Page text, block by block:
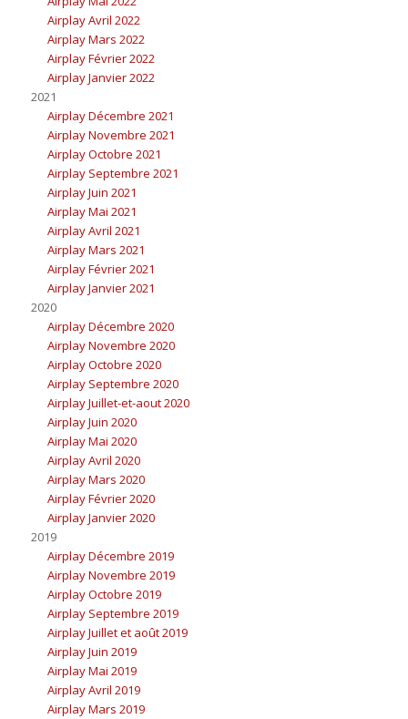
Airplay Avril 2022
Airplay Mars 2022
Airplay Février 2022
Airplay Janvier 2022
2021
Airplay Décembre 2021
Airplay Novembre 2021
Airplay Octobre 2021
Airplay Septembre 2021
Airplay Juin 2021
Airplay Mai 2021
Airplay Avril 2021
Airplay Mars 2021
Airplay Février 2021
Airplay Janvier 2021
2020
Airplay Décembre 2020
Airplay Novembre 2020
Airplay Octobre 2020
Airplay Septembre 2020
Airplay Juillet-et-aout 2020
Airplay Juin 2020
Airplay Mai 2020
Airplay Avril 2020
Airplay Mars 2020
Airplay Février 2020
Airplay Janvier 2020
2019
Airplay Décembre 2019
Airplay Novembre 2019
Airplay Octobre 2019
Airplay Septembre 2019
Airplay Juillet et août 2019
Airplay Juin 2019
Airplay Mai 2019
Airplay Avril 2019
Airplay Mars 2019